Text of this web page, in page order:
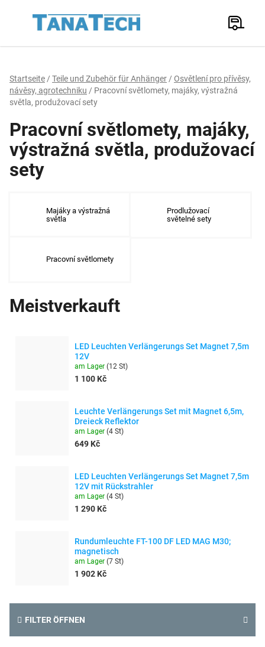
Suchen
Startseite / Teile und Zubehör für Anhänger / Osvětlení pro přívěsy,
návěsy, agrotechniku / Pracovní světlomety, majáky, výstražná
světla, produžovací sety
Pracovní světlomety, majáky,
výstražná světla, produžovací
sety
Majáky a výstražná
světla
Prodlužovací
světelné sety
Pracovní světlomety
Meistverkauft
LED Leuchten Verlängerungs Set Magnet 7,5m
12V
am Lager (12 St)
1 100 Kč
Leuchte Verlängerungs Set mit Magnet 6,5m,
Dreieck Reflektor
am Lager (4 St)
649 Kč
LED Leuchten Verlängerungs Set Magnet 7,5m
12V mit Rückstrahler
am Lager (4 St)
1 290 Kč
Rundumleuchte FT-100 DF LED MAG M30;
magnetisch
am Lager (7 St)
1 902 Kč
FILTER ÖFFNEN